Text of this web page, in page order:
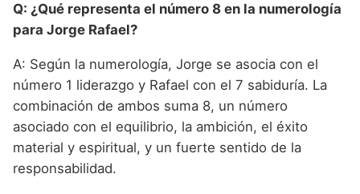
Q: ¿Qué representa el número 8 en la numerología
para Jorge Rafael?
A: Según la numerología, Jorge se asocia con el
número 1 liderazgo y Rafael con el 7 sabiduría. La
combinación de ambos suma 8, un número
asociado con el equilibrio, la ambición, el éxito
material y espiritual, y un fuerte sentido de la
responsabilidad.